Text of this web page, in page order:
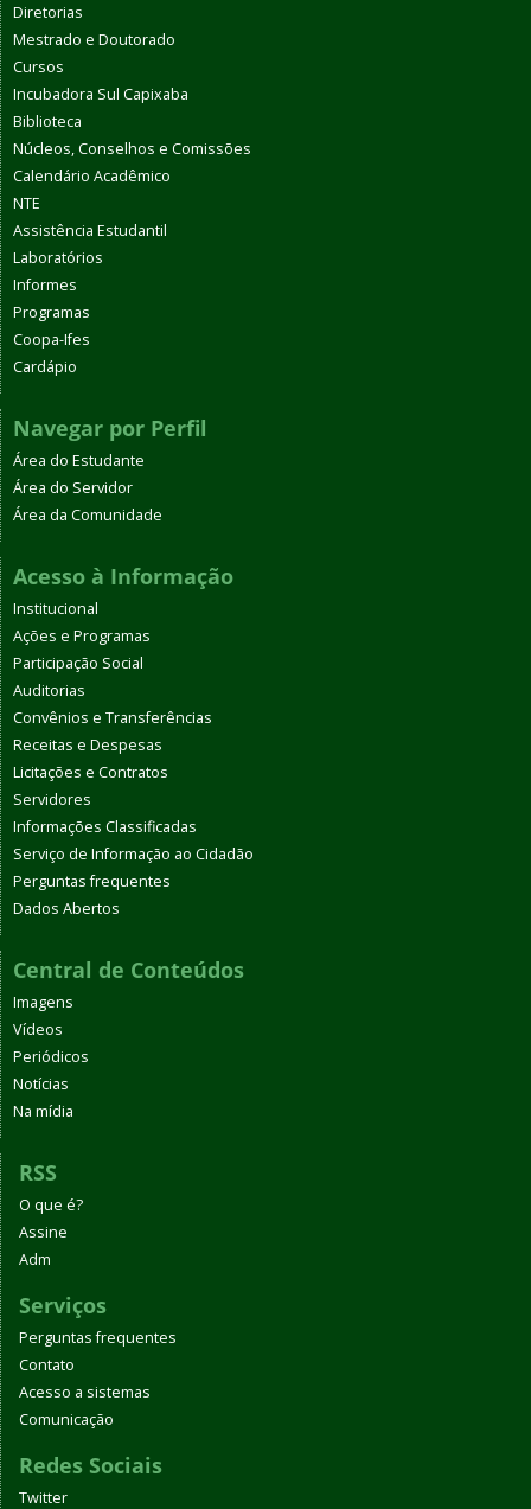
Diretorias
Mestrado e Doutorado
Cursos
Incubadora Sul Capixaba
Biblioteca
Núcleos, Conselhos e Comissões
Calendário Acadêmico
NTE
Assistência Estudantil
Laboratórios
Informes
Programas
Coopa-Ifes
Cardápio
Navegar por Perfil
Área do Estudante
Área do Servidor
Área da Comunidade
Acesso à Informação
Institucional
Ações e Programas
Participação Social
Auditorias
Convênios e Transferências
Receitas e Despesas
Licitações e Contratos
Servidores
Informações Classificadas
Serviço de Informação ao Cidadão
Perguntas frequentes
Dados Abertos
Central de Conteúdos
Imagens
Vídeos
Periódicos
Notícias
Na mídia
RSS
O que é?
Assine
Adm
Serviços
Perguntas frequentes
Contato
Acesso a sistemas
Comunicação
Redes Sociais
Twitter